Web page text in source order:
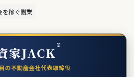
を稼ぐ副業
家JACK®
の不動産会社代表取締役